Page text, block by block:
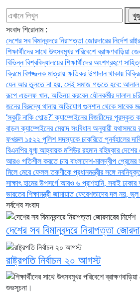
সংবাদ শিরোনাম :
দেশের সব বিমানবন্দরে নিরাপত্তা জোরদারের নির্দেশ
শিক্ষার্থীদের সাথে উৎসবমুখর পরিবেশে
বিভিন্ন বিশ্ববিদ্যালয়ের শিক্ষার্থীদের অংশগ্রহণে
ক্রিমে বিপজ্জনক মাত্রায় ক্ষতিকর উপাদান থাকায়
যেন আর তুলতে না হয়, সেই সমাজ গড়তে হবে: আলাল
রূপে এডলফ খান, অভিনয় করবেন যৌনকর্মীর দালাল
জনের বিরুদ্ধে থানায় অভিযোগগুলশান থেকে সাবেক
‘স্কুটি নাকি গোল্ড?’ ক্যাম্পেইনের বিজয়ীদের
বাড়ল ক্যাম্পেইনের মেয়াদসংবিধান অনুযায়ী যথাসময়ে
ফখরুল১৫২২ পুলিশ সদস্যকে চাকরিতে পুনর্বহালের
বিএনপির যুগ্ম আহ্বায়ক মশিউর রহমান বহিষ্কার
আরও গতিশীল করতে চায় বাংলাদেশ-মালদ্বীপপ্রেমের
মিলে মেরে ফেলল তরুণীকেপ্রধানমন্ত্রীর সঙ্গে
সাক্ষাৎহামের উপসর্গে আরও ৬ প্রাণহানি, সবাই ঢাকার
ভারতের শিক্ষামন্ত্রীজামায়াত ফেরেশতাদের দল নয়,
সর্বশেষ সংবাদ
দেশের সব বিমানবন্দরে নিরাপত্তা
রাষ্ট্রপতি নির্বাচন ২০ আগস্ট